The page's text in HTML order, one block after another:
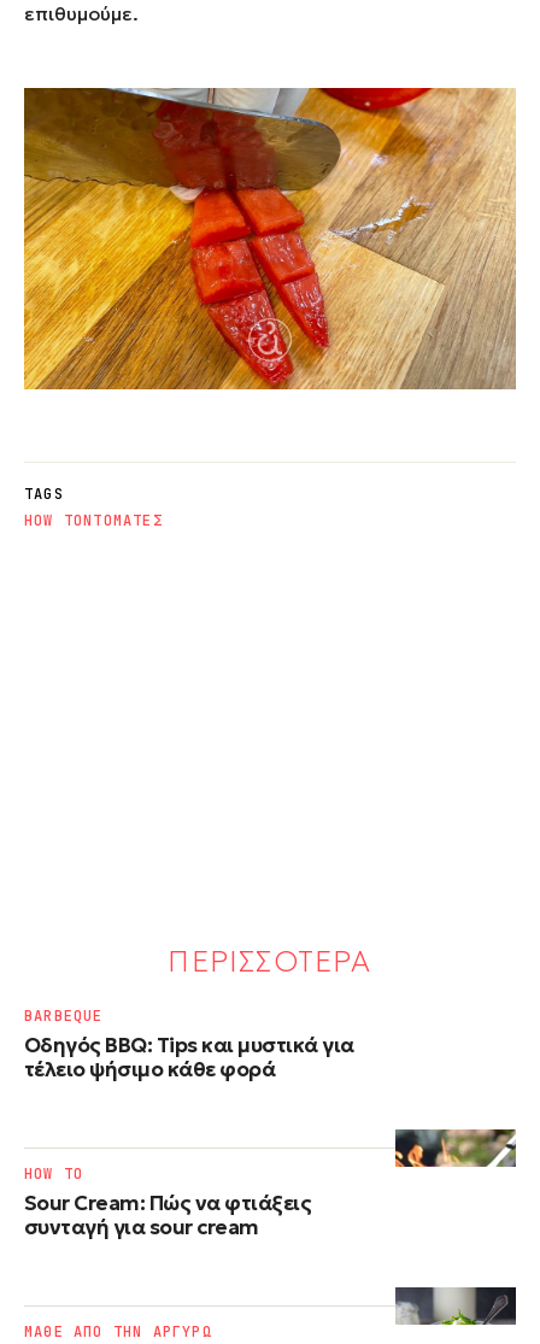
επιθυμούμε.
TAGS
HOW TOΝΤΟΜΑΤΕΣ
ΠΕΡΙΣΣΟΤΕΡΑ
Οδηγός BBQ: Tips και μυστικά για
τέλειο ψήσιμο κάθε φορά
BARBEQUE
Sour Cream: Πώς να φτιάξεις
συνταγή για sour cream
HOW TO
ΜΑΘΕ ΑΠΟ ΤΗΝ ΑΡΓΥΡΩ